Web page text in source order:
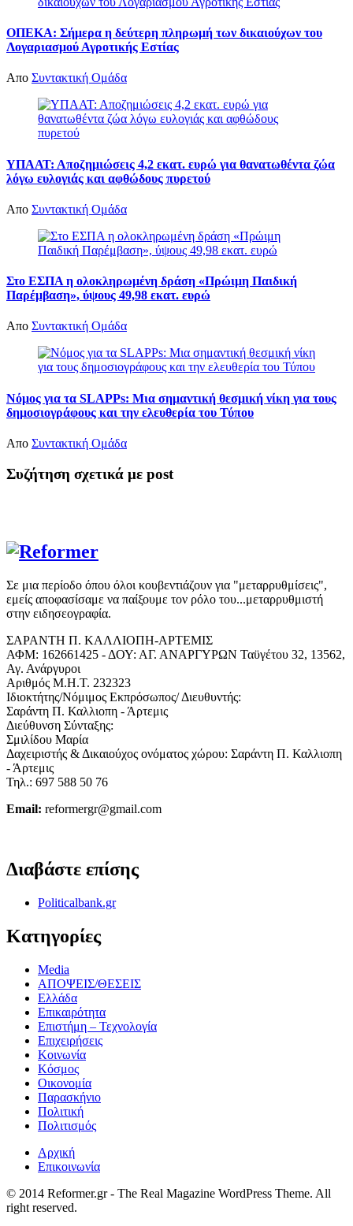
ΟΠΕΚΑ: Σήμερα η δεύτερη πληρωμή των δικαιούχων του
Λογαριασμού Αγροτικής Εστίας
Απο Συντακτική Ομάδα
ΥΠΑΑΤ: Αποζημιώσεις 4,2 εκατ. ευρώ για θανατωθέντα ζώα
λόγω ευλογιάς και αφθώδους πυρετού
Απο Συντακτική Ομάδα
Στο ΕΣΠΑ η ολοκληρωμένη δράση «Πρώιμη Παιδική
Παρέμβαση», ύψους 49,98 εκατ. ευρώ
Απο Συντακτική Ομάδα
Νόμος για τα SLAPPs: Μια σημαντική θεσμική νίκη για τους
δημοσιογράφους και την ελευθερία του Τύπου
Απο Συντακτική Ομάδα
Συζήτηση σχετικά με post
Σε μια περίοδο όπου όλοι κουβεντιάζουν για "μεταρρυθμίσεις",
εμείς αποφασίσαμε να παίξουμε τον ρόλο του...μεταρρυθμιστή
στην ειδησεογραφία.
ΣΑΡΑΝΤΗ Π. ΚΑΛΛΙΟΠΗ-ΑΡΤΕΜΙΣ
ΑΦΜ: 162661425 - ΔΟΥ: ΑΓ. ΑΝΑΡΓΥΡΩΝ Ταϋγέτου 32, 13562,
Αγ. Ανάργυροι
Αριθμός Μ.Η.Τ. 232323
Ιδιοκτήτης/Νόμιμος Εκπρόσωπος/ Διευθυντής:
Σαράντη Π. Καλλιοπη - Άρτεμις
Διεύθυνση Σύνταξης:
Σμιλίδου Μαρία
Δαχειριστής & Δικαιούχος ονόματος χώρου: Σαράντη Π. Καλλιοπη
- Άρτεμις
Τηλ.: 697 588 50 76
Email: reformergr@gmail.com
Διαβάστε επίσης
Politicalbank.gr
Κατηγορίες
Media
ΑΠΟΨΕΙΣ/ΘΕΣΕΙΣ
Ελλάδα
Επικαιρότητα
Επιστήμη – Τεχνολογία
Επιχειρήσεις
Κοινωνία
Κόσμος
Οικονομία
Παρασκήνιο
Πολιτική
Πολιτισμός
Αρχική
Επικοινωνία
© 2014 Reformer.gr - The Real Magazine WordPress Theme. All
right reserved.